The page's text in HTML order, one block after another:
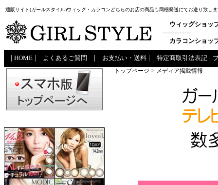
通販サイト(ガールスタイル)ウィッグ・カラコンどちらのお店の商品も同梱発送にてお送り致し
ウィッグショッ
------------
カラコンショッ
HOME よくあるご質問 お支払い・送料 特定商取引法表記
トップページ > メディア掲載情報